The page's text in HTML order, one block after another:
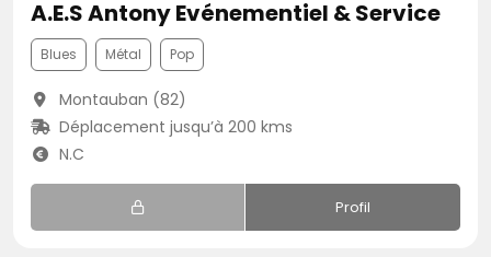
A.E.S Antony Evénementiel & Service
Blues Métal Pop
Montauban (82)
Déplacement jusqu’à 200 kms
N.C
Profil